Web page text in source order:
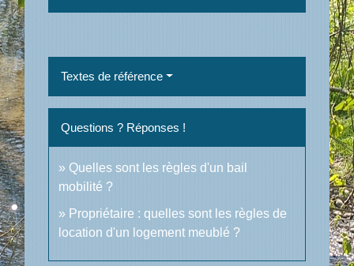
Textes de référence
Questions ? Réponses !
Quelles sont les règles d'un bail
mobilité ?
Propriétaire : quelles sont les règles de
location d'un logement meublé ?